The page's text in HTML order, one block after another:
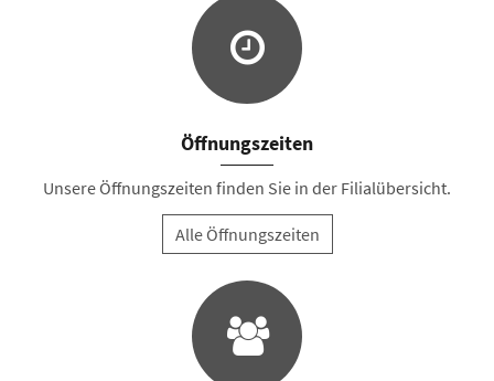
Öffnungszeiten
Unsere Öffnungszeiten finden Sie in der Filialübersicht.
Alle Öffnungszeiten